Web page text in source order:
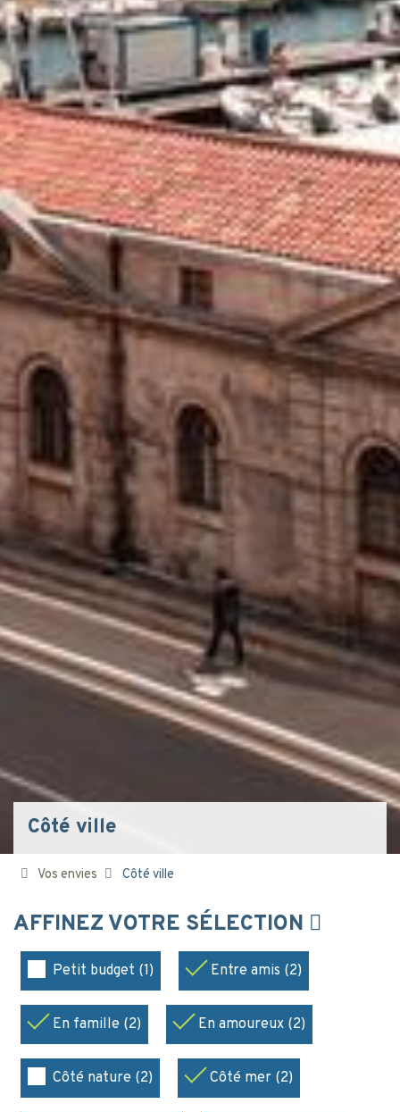
Côté ville
Vos envies Côté ville
AFFINEZ VOTRE SÉLECTION
Petit budget (1) Entre amis (2)
En famille (2) En amoureux (2)
Côté nature (2) Côté mer (2)